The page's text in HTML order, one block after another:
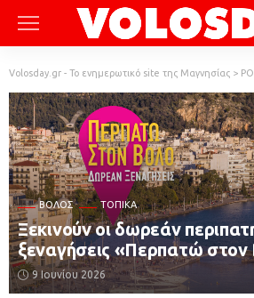
Volosday.gr - Το ενημερωτικό site της Μαγνησίας >
ΒΌΛΟΣ ΤΟΠΙΚΆ
Ξεκινούν οι δωρεάν
ξεναγήσεις «Περπατώ στον
9 Ιουνίου 2026